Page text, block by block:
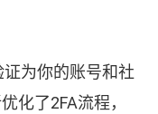
为你的账号和社
化了2FA流程，